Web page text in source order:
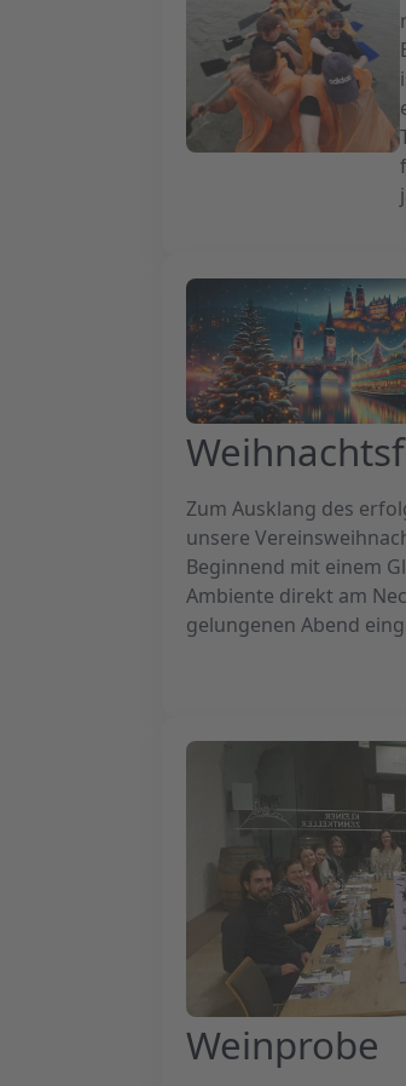
Zum Ausklang des
unsere
Beginnend mit einem
Ambiente direkt am
gelungenen Abend
Weinprobe